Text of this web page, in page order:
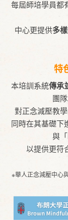
每屆師培學員都
中心更提供多
特
本培訓系統傳承
團
對正念減壓教
同時在其基礎下
與
以提供更符
※華人正念減壓中心